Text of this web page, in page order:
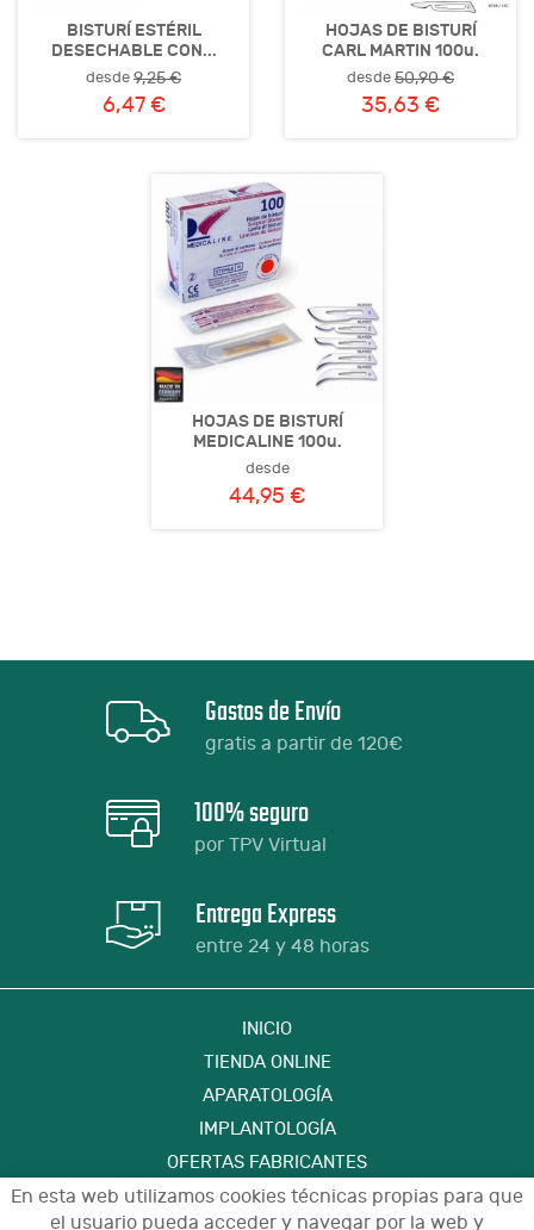
En esta web utilizamos cookies técnicas propias para que
el usuario pueda acceder y navegar por la web y
BISTURÍ ESTÉRIL
DESECHABLE CON...
desde9,25 €
6,47 €
HOJAS DE BISTURÍ
CARL MARTIN 100u.
desde50,90 €
35,63 €
HOJAS DE BISTURÍ
MEDICALINE 100u.
desde
44,95 €
Gastos de Envío
gratis a partir de 120€
100% seguro
por TPV Virtual
Entrega Express
entre 24 y 48 horas
INICIO
TIENDA ONLINE
APARATOLOGÍA
IMPLANTOLOGÍA
OFERTAS FABRICANTES
FORMACIÓN